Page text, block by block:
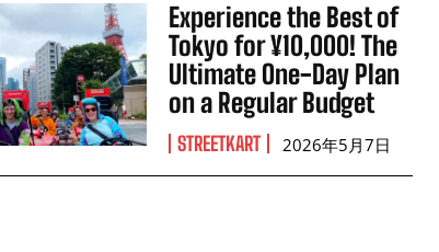
Experience the Best of
Tokyo for ¥10,000! The
Ultimate One-Day Plan
on a Regular Budget
STREETKART 2026年5月7日